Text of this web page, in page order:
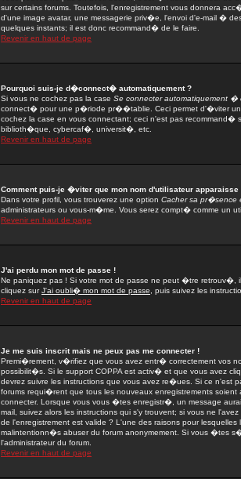
sur certains forums. Toutefois, l'enregistrement vous donnera
d'une image avatar, une messagerie priv�e, l'envoi d'e-mail �
quelques instants; il est donc recommand� de le faire.
Revenir en haut de page
Pourquoi suis-je d�connect� automatiquement ?
Si vous ne cochez pas la case Se connecter automatiquement �
connect� pour une p�riode pr��tablie. Ceci permet d'�viter
cochez la case en vous connectant; ceci n'est pas
biblioth�que, cybercaf�, universit�, etc.
Revenir en haut de page
Comment puis-je �viter que mon nom d'utilisateur
Dans votre profil, vous trouverez une option Cacher sa pr�sence
administrateurs ou vous-m�me. Vous serez compt� comme un
Revenir en haut de page
J'ai perdu mon mot de passe !
Ne paniquez pas ! Si votre mot de passe ne peut �tre
cliquez surJ'ai oubli� mon mot de passe , puis suivez les
Revenir en haut de page
Je me suis inscrit mais ne peux pas me connecter !
Premi�rement, v�rifiez que vous avez entr� correctement vos
possibilit�s. Si le support COPPA est activ� et que vous avez
devrez suivre les instructions que vous avez re�ues. Si ce
forums requi�rent que tous les nouveaux enregistrements
connecter. Lorsque vous vous �tes enregistr�, un message
mail, suivez alors les instructions qui s'y trouvent; si vous ne
de l'enregistrement est valide ? L'une des raisons pour
malintentionn�s abuser du forum anonymement. Si vous �tes
l'administrateur du forum.
Revenir en haut de page